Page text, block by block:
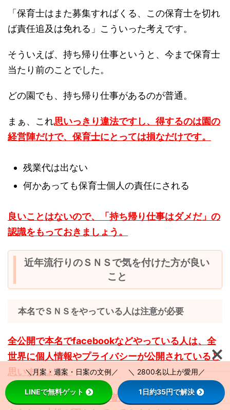
「保育士はまた募集すればくる、この保育士を切れ
ば責任追及は免れる」こういった考えです。
そういえば、持ち帰り仕事というと、今まで保育士
当たり前のことでした。
どの園でも、持ち帰り仕事があるのが普通。
まぁ、これ思いっきり違法ですし、得するのは園の
経営陣だけで、保育士にとっては損なだけです。
残業代は出ない
何かあっても保育士個人の責任にされる
良いことはないので、「持ち帰り仕事はダメだ」の
認識をもっておきましょう。
近年流行りのＳＮＳで気を付けた方が良い
こと
本名でＳＮＳをやっている人は注意が必要
全公開で本名でfacebookなどやっている人は、全
世界に個人情報やプライバシーが公開されていると
思いましょう。
普通に先生の名前を保護者が検索したりするので、
＼月案・週案・日案の文例／ ＼ 2800名以上が愛用／
LINEで無料ゲット 1日約35円で解決